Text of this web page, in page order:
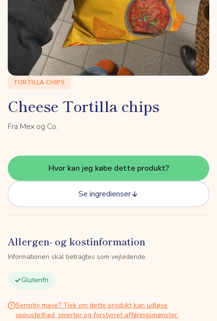
TORTILLA.CHIPS
Cheese Tortilla chips
Fra Mex og Co.
Hvor kan jeg købe dette produkt?
Se ingredienser
Allergen- og kostinformation
Informationen skal betragtes som vejledende.
Glutenfri
Sensitiv mave? Tjek om dette produkt kan udløse
oppustethed, smerter og forstyrret afføringsmønster.